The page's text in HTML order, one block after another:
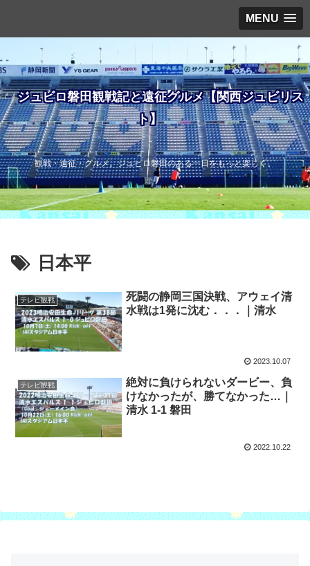
MENU
ジュビロ磐田観戦記と遠征グルメ【関西ジュビリス
ト】
観戦・遠征・グルメ。ジュビロ磐田のある一日をもっと楽しく。
日本平
テレビ観戦
死闘の静岡三国決戦、アウェイ清
水戦は1発に沈む．．．｜清水
2023.10.07
テレビ観戦
絶対に負けられないダービー、負
けなかったが、勝てなかった…｜
清水 1-1 磐田
2022.10.22